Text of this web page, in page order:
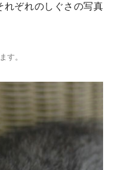
れぞれのしぐさの写真
す。